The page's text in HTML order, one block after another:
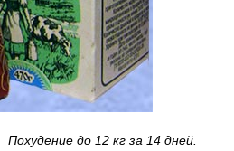
Похудение до 12 кг за 14 дней.